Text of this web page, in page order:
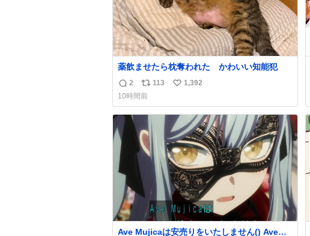
薬飲ませたら枕奪われた かわいい知能犯
返
信
数
2
リ
ポ
ス
ト
数
113
い
ね
数
1,392
10時間前
Ave Mujicaは安売りをいたしません() Ave